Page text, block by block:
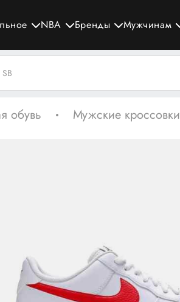
NBA Бренды Мужчинам
обувь Мужские кроссовки